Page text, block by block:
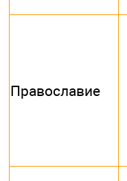
Православие